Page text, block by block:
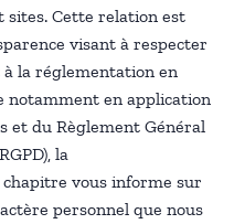
sites. Cette relation est
visant à respecter
la réglementation en
notamment en application
et du Règlement Général
la
vous informe sur
personnel que nous